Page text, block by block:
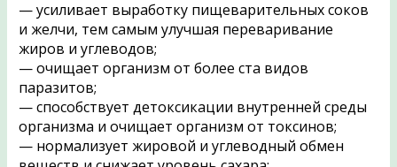
— усиливает выработку пищеварительных соков
и желчи, тем самым улучшая переваривание
жиров и углеводов;
— очищает организм от более ста видов
паразитов;
— способствует детоксикации внутренней среды
организма и очищает организм от токсинов;
— нормализует жировой и углеводный обмен